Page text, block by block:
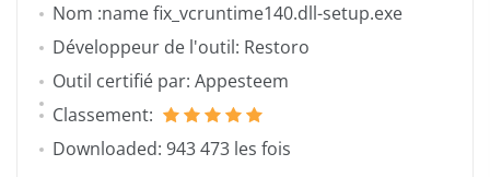
Nom :name fix_vcruntime140.dll-setup.exe
Développeur de l'outil: Restoro
Outil certifié par: Appesteem
Classement:
Downloaded: 943 473 les fois